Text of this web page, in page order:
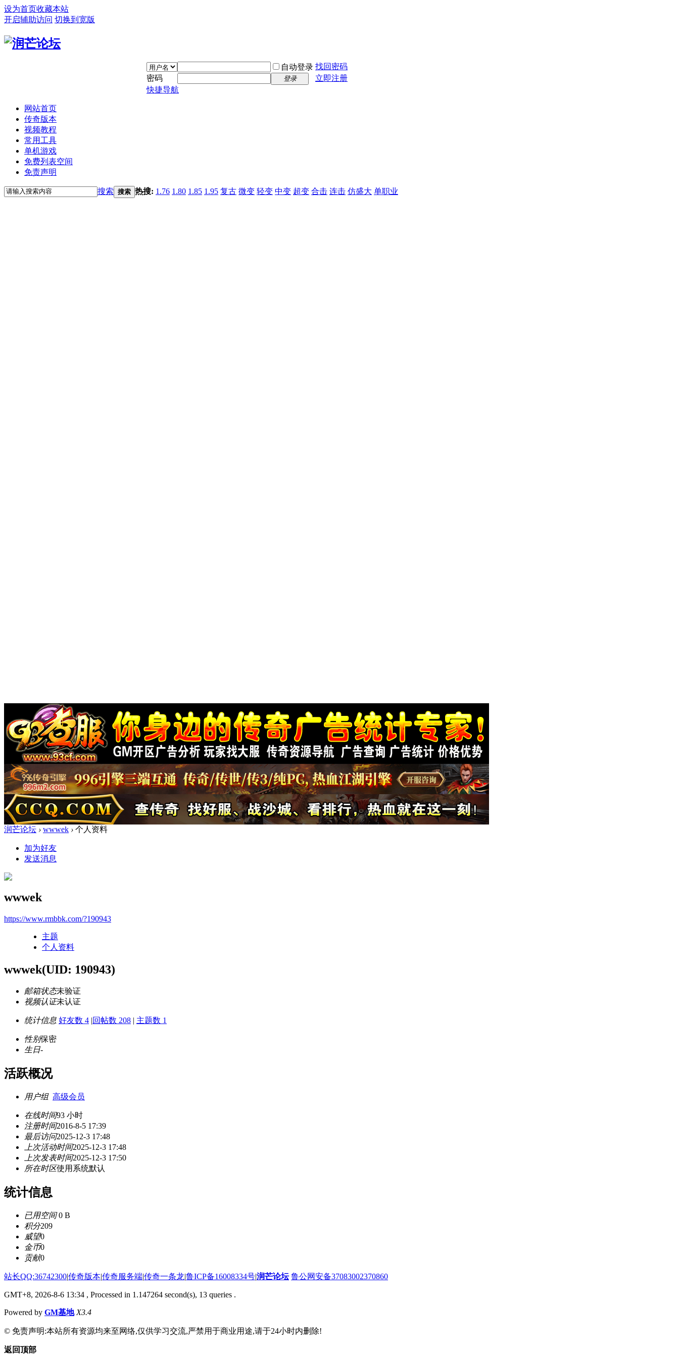
设为首页收藏本站
开启辅助访问 切换到宽版
自动登录 找回密码
密码
登录
立即注册
快捷导航
网站首页
传奇版本
视频教程
常用工具
单机游戏
免费列表空间
免责声明
搜索 搜索 热搜: 1.76 1.80 1.85 1.95 复古 微变 轻变 中变 超变 合击 连击 仿盛大 单职业
润芒论坛 › wwwek › 个人资料
加为好友
发送消息
wwwek
https://www.rmbbk.com/?190943
主题
个人资料
wwwek(UID: 190943)
邮箱状态未验证
视频认证未认证
统计信息 好友数 4 |回帖数 208 | 主题数 1
性别保密
生日-
活跃概况
用户组 高级会员
在线时间93 小时
注册时间2016-8-5 17:39
最后访问2025-12-3 17:48
上次活动时间2025-12-3 17:48
上次发表时间2025-12-3 17:50
所在时区使用系统默认
统计信息
已用空间0 B
积分209
威望0
金币0
贡献0
站长QQ:36742300|传奇版本|传奇服务端|传奇一条龙|鲁ICP备16008334号|润芒论坛 鲁公网安备37083002370860
GMT+8, 2026-8-6 13:34 , Processed in 1.147264 second(s), 13 queries .
Powered by GM基地 X3.4
© 免责声明:本站所有资源均来至网络,仅供学习交流,严禁用于商业用途,请于24小时内删除!
返回顶部